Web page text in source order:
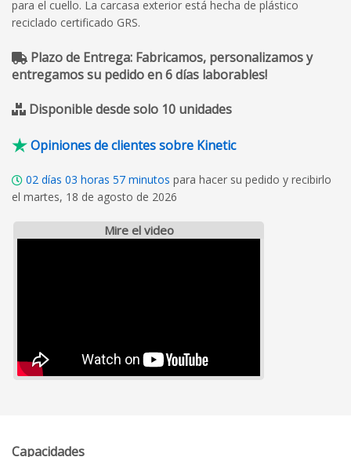
para el cuello. La carcasa exterior está hecha de plástico
reciclado certificado GRS.
Plazo de Entrega: Fabricamos, personalizamos y
entregamos su pedido en 6 días laborables!
Disponible desde solo 10 unidades
Opiniones de clientes sobre Kinetic
02 días 03 horas 57 minutos para hacer su pedido y recibirlo
el martes, 18 de agosto de 2026
Mire el video
Capacidades